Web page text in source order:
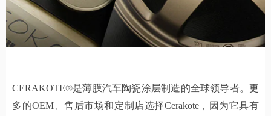
CERAKOTE®是薄膜汽车陶瓷涂层制造的全球领导者。更
多的OEM、售后市场和定制店选择Cerakote，因为它具有